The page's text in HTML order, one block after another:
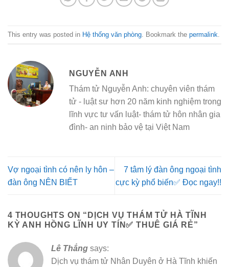
This entry was posted in Hệ thống văn phòng . Bookmark the permalink
NGUYỄN ANH
Thám tử Nguyễn Anh: chuyên viên thám
tử - luật sư hơn 20 năm kinh nghiệm trong
lĩnh vực tư vấn luật- thám tử hôn nhân gia
đình- an ninh bảo vệ tại Việt Nam
Vợ ngoại tình có nên ly hôn –
đàn ông NÊN BIẾT
7 tâm lý đàn ông ngoại tình
cực kỳ phổ biến✅ Đọc ngay!!
4 THOUGHTS ON “ DỊCH VỤ THÁM TỬ HÀ TĨNH
KỲ ANH HỒNG LĨNH UY TÍN✅ THUÊ GIÁ RẺ”
Lê Thắng says:
Dịch vụ thám tử Nhân Duyên ở Hà Tĩnh khiến